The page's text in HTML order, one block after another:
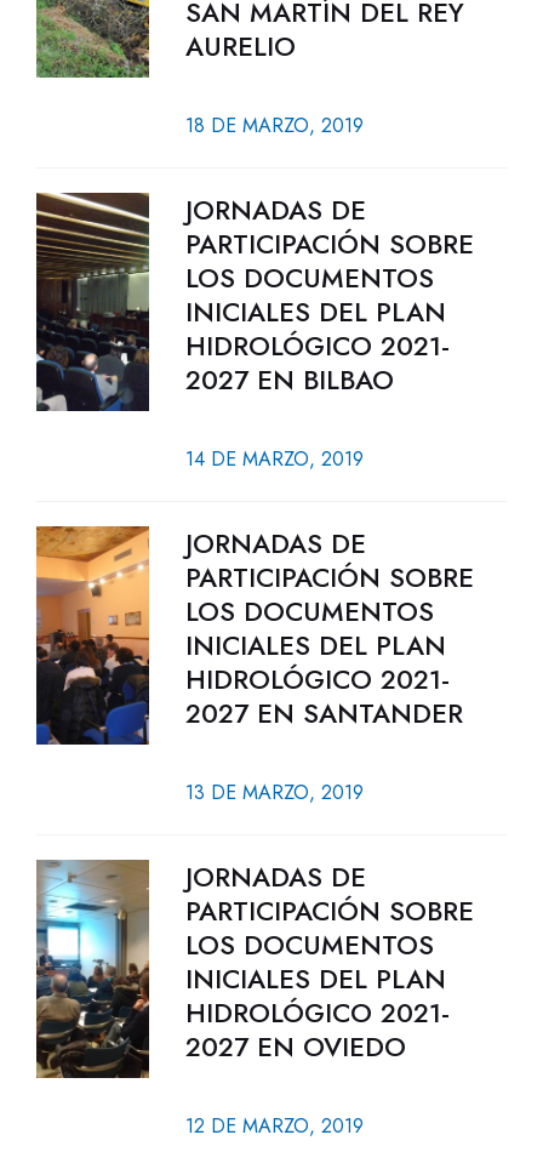
SAN MARTÍN DEL REY
AURELIO
18 DE MARZO, 2019
JORNADAS DE
PARTICIPACIÓN SOBRE
LOS DOCUMENTOS
INICIALES DEL PLAN
HIDROLÓGICO 2021-
2027 EN BILBAO
14 DE MARZO, 2019
JORNADAS DE
PARTICIPACIÓN SOBRE
LOS DOCUMENTOS
INICIALES DEL PLAN
HIDROLÓGICO 2021-
2027 EN SANTANDER
13 DE MARZO, 2019
JORNADAS DE
PARTICIPACIÓN SOBRE
LOS DOCUMENTOS
INICIALES DEL PLAN
HIDROLÓGICO 2021-
2027 EN OVIEDO
12 DE MARZO, 2019